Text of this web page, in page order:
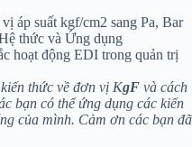
áp suất kgf/cm2 sang Pa, Bar
thức và Ứng dụng
hoạt động EDI trong quản trị
thức về đơn vị KgF và cách
bạn có thể ứng dụng các kiến
của mình. Cảm ơn các bạn đã